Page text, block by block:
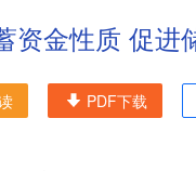
资金性质 促进
PDF下载